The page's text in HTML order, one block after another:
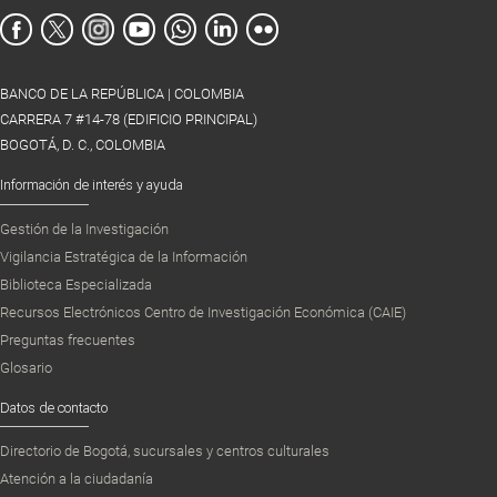
BANCO DE LA REPÚBLICA | COLOMBIA
CARRERA 7 #14-78 (EDIFICIO PRINCIPAL)
BOGOTÁ, D. C., COLOMBIA
Información de interés y ayuda
Gestión de la Investigación
Vigilancia Estratégica de la Información
Biblioteca Especializada
Recursos Electrónicos Centro de Investigación Económica (CAIE)
Preguntas frecuentes
Glosario
Datos de contacto
Directorio de Bogotá, sucursales y centros culturales
Atención a la ciudadanía